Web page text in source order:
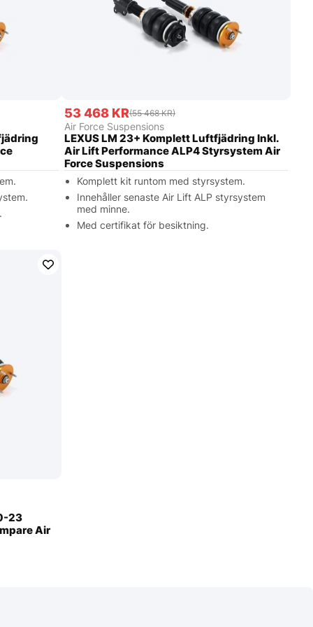
53 468 KR(55 468 KR)
Air Force Suspensions
LEXUS LM 23+ Komplett Luftfjädring Inkl.
Air Lift Performance ALP4 Styrsystem Air
Force Suspensions
Komplett kit runtom med styrsystem.
Innehåller senaste Air Lift ALP styrsystem
med minne.
Med certifikat för besiktning.
23
Air